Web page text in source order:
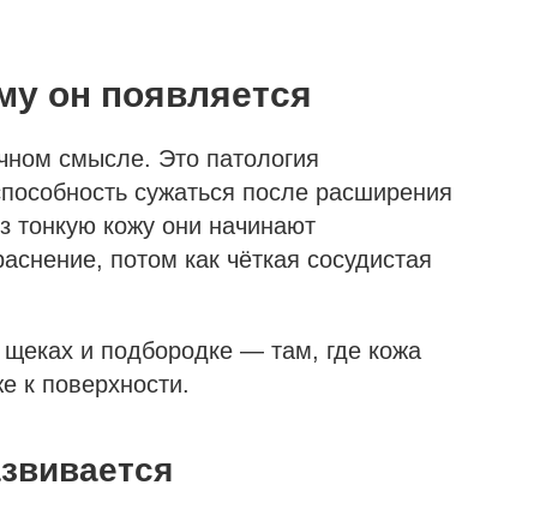
он появляется
смысле. Это патология
сужаться после расширения
тонкую кожу они начинают
потом как чёткая сосудистая
щеках и подбородке — там, где кожа
к поверхности.